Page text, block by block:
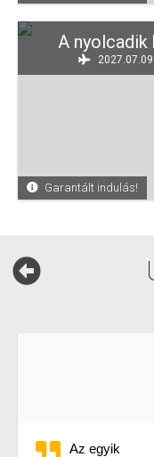
A nyolcadik
Garantált indulás!
Az egyik